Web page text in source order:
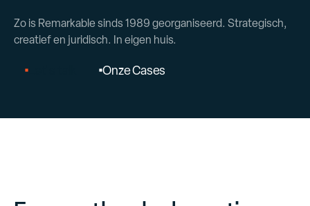
Zo is Remarkable sinds 1989 georganiseerd. Strategisch,
creatief en juridisch. In eigen huis.
L OnzeCases